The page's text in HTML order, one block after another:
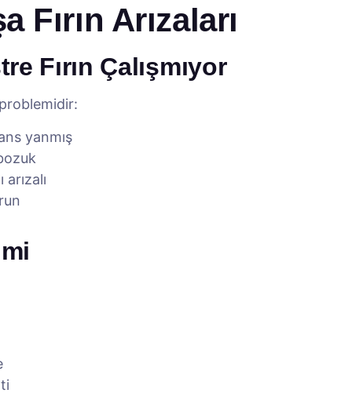
Fırın Arızaları
Fırın Çalışmıyor
problemidir:
yanmış